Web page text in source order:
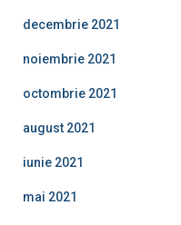
decembrie 2021
noiembrie 2021
octombrie 2021
august 2021
iunie 2021
mai 2021